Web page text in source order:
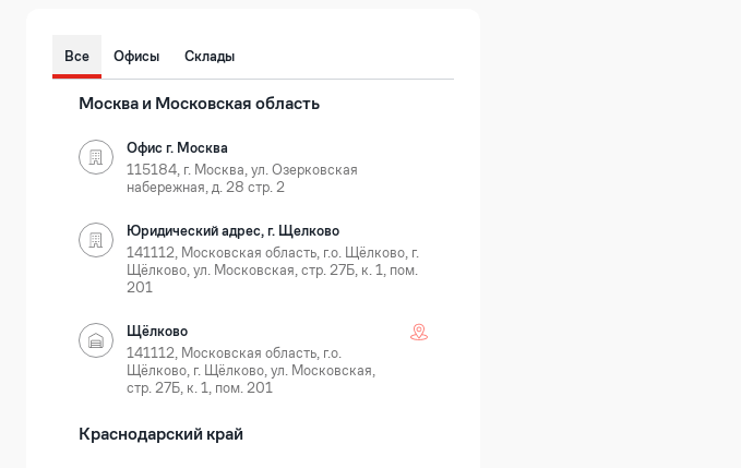
Все Офисы Склады
Москва и Московская область
Офис г. Москва
115184, г. Москва, ул. Озерковская
набережная, д. 28 стр. 2
Юридический адрес, г. Щелково
141112, Московская область, г.о. Щёлково, г.
Щёлково, ул. Московская, стр. 27Б, к. 1, пом.
201
Щёлково
141112, Московская область, г.о.
Щёлково, г. Щёлково, ул. Московская,
стр. 27Б, к. 1, пом. 201
Краснодарский край